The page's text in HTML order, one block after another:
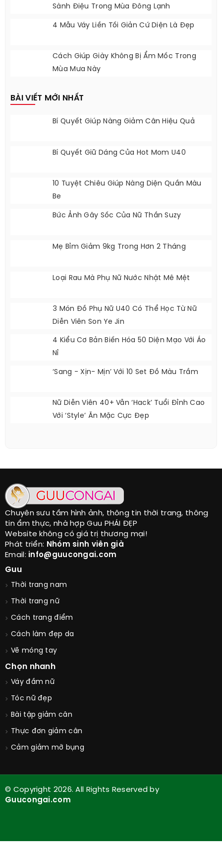
Sành Điệu Trong Mùa Đông Lạnh
4 Mẫu Váy Liền Tối Giản Cứ Diện Là Đẹp
Cách Giúp Giày Không Bị Ẩm Mốc Trong
Mùa Mưa Này
BÀI VIẾT MỚI NHẤT
Bí Quyết Giúp Nàng Giảm Cân Hiệu Quả
Bí Quyết Giữ Dáng Của Hot Mom U40
10 Tuyệt Chiêu Giúp Nàng Diện Quần Màu
Be
Bức Ảnh Gây Sốc Của Nữ Thần Suzy
Mẹ Bỉm Giảm 9kg Trong Hơn 2 Tháng
Loại Rau Mà Phụ Nữ Nước Nhật Mê Mệt
3 Món Đồ Phụ Nữ U40 Có Thể Học Từ Nữ
Diễn Viên Son Ye Jin
4 Kiểu Cơ Bản Biến Hóa 50 Diện Mạo Với Áo
Nỉ
‘Sang - Xịn- Mịn’ Với 10 Set Đồ Màu Trầm
Nữ Diễn Viên 40+ Vẫn ‘hack’ Tuổi Đỉnh Cao
Với ‘style’ Ăn Mặc Cực Đẹp
Chuyên sưu tầm hình ảnh, thông tin thời trang, thông
tin ẩm thực, nhà hợp Guu PHÁI ĐẸP
Website không có giá trị thương mại!
Phát triển: Nhóm sinh viên già
Email: info@guucongai.com
Guu
Thời trang nam
Thời trang nữ
Cách trang điểm
Cách làm đẹp da
Vẽ móng tay
Chọn nhanh
Váy đầm nữ
Tóc nữ đẹp
Bài tập giảm cân
Thực đơn giảm cân
Cảm giảm mỡ bụng
© Copyright 2026. All Rights Reserved by
Guucongai.com